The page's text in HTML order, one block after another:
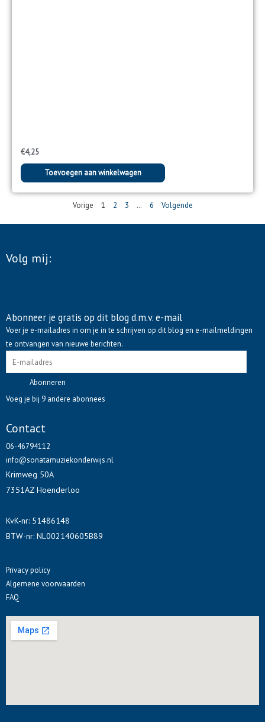
€4,25
Toevoegen aan winkelwagen
Vorige 1 2 3 … 6 Volgende
Volg mij:
a
c
e
b
o
o
k
i
n
k
e
i
n
i
n
t
e
e
t
Abonneer je gratis op dit blog d.m.v. e-mail
Voer je e-mailadres in om je in te schrijven op dit blog en e-mailmeldingen
te ontvangen van nieuwe berichten.
E-
mailadres
Abonneren
Voeg je bij 9 andere abonnees
Contact
06-46794112
info@sonatamuziekonderwijs.nl
Krimweg 50A
7351AZ Hoenderloo
KvK-nr: 51486148
BTW-nr: NL002140605B89
Privacy policy
Algemene voorwaarden
FAQ